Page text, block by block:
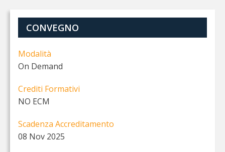
CONVEGNO
Modalità
On Demand
Crediti Formativi
NO ECM
Scadenza Accreditamento
08 Nov 2025